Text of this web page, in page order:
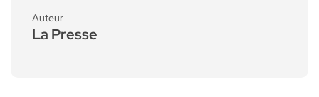
Auteur
La Presse